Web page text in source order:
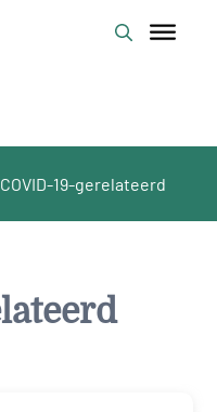
COVID-19-gerelateerd